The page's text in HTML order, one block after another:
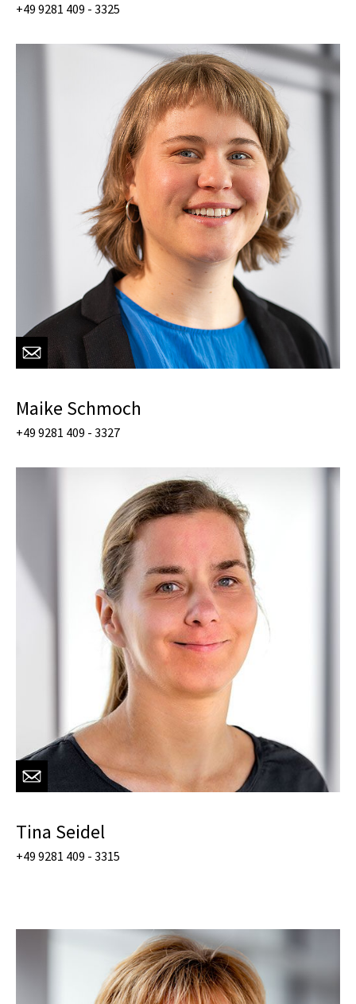
+49 9281 409 - 3325
Maike Schmoch
+49 9281 409 - 3327
Tina Seidel
+49 9281 409 - 3315